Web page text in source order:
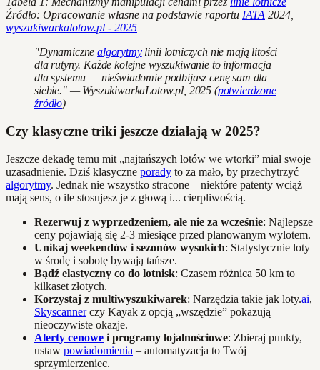
Źródło: Opracowanie własne na podstawie raportu IATA 2024,
wyszukiwarkalotow.pl - 2025
"Dynamicznealgorytmylinii lotniczych nie mają litości
dla rutyny. Każde kolejne wyszukiwanie to informacja
dla systemu — nieświadomie podbijasz cenę sam dla
siebie." — WyszukiwarkaLotow.pl, 2025 (potwierdzone
źródło)
Czy klasyczne triki jeszcze działają w 2025?
Jeszcze dekadę temu mit „najtańszych lotów we wtorki” miał swoje
uzasadnienie. Dziś klasyczne porady to za mało, by przechytrzyć
algorytmy. Jednak nie wszystko stracone – niektóre patenty wciąż
mają sens, o ile stosujesz je z głową i... cierpliwością.
Rezerwuj z wyprzedzeniem, ale nie za wcześnie: Najlepsze
ceny pojawiają się 2-3 miesiące przed planowanym wylotem.
Unikaj weekendów i sezonów wysokich: Statystycznie loty
w środę i sobotę bywają tańsze.
Bądź elastyczny co do lotnisk: Czasem różnica 50 km to
kilkaset złotych.
Korzystaj z multiwyszukiwarek: Narzędzia takie jak loty.ai,
Skyscannerczy Kayak z opcją „wszędzie” pokazują
nieoczywiste okazje.
Alerty cenowe i programy lojalnościowe: Zbieraj punkty,
ustaw powiadomienia – automatyzacja to Twój
sprzymierzeniec.